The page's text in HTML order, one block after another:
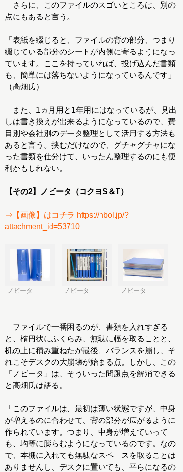
さらに、このファイルのスゴいところは、別の
点にもあると言う。
「表紙を綴じると、ファイルの背の部分、つまり
綴じている部分のシートが内側に寄るようになっ
ています。ここを持っていれば、投げ込んだ書類
も、簡単には落ちないようになっているんです」
（高畑氏）
また、1ヵ月用と1年用にはなっているが、見出
しは書き換えが出来るようになっているので、費
目別や会社別のデータ整理として活用する方法も
あると言う。挟むだけなので、グチャグチャにな
った書類を仕分けて、いったん整理するのにも便
利かもしれない。
【その2】ノビータ（コクヨS＆T）
⇒【画像】はコチラ https://hbol.jp/?
attachment_id=53710
ノビータ ノビータ ノビータ
ファイルで一番困るのが、書類を入れすぎる
と、楕円状にふくらみ、無駄に幅を取ることと、
机の上に積み重ねたが最後、バランスを崩し、そ
れこそデスクの大崩壊が始まる点。しかし、この
「ノビータ」は、そういった問題点を解消できる
と高畑氏は語る。
「このファイルは、最初は薄い状態ですが、中身
が増えるのに合わせて、背の部分が広がるように
作られています。つまり、中身が増えていって
も、均等に膨らむようになっているのです。なの
で、本棚に入れても無駄なスペースを取ることは
ありませんし、デスクに置いても、平らになるの